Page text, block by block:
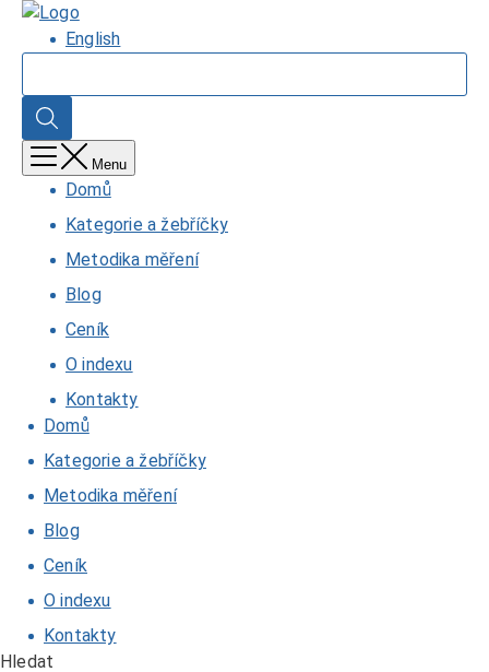
Přejít
obsahu
Domů
English
Hledat
Menu
Domů
Kategorie a žebříčky
Metodika měření
Blog
Ceník
O indexu
Kontakty
Domů
Kategorie a žebříčky
Metodika měření
Blog
Ceník
O indexu
Kontakty
Hledat